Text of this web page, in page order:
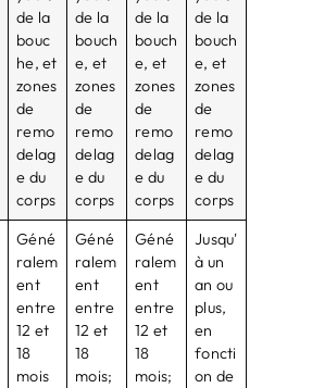
de la
bouc
he, et
zones
de
remo
delag
e du
corps
de la
bouch
e, et
zones
de
remo
delag
e du
corps
de la
bouch
e, et
zones
de
remo
delag
e du
corps
de la
bouch
e, et
zones
de
remo
delag
e du
corps
Géné
ralem
ent
entre
12 et
18
mois
Géné
ralem
ent
entre
12 et
18
mois;
Géné
ralem
ent
entre
12 et
18
mois;
Jusqu'
à un
an ou
plus,
en
foncti
on de